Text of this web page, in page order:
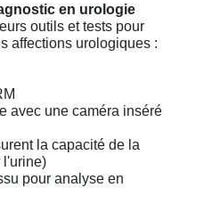
en urologie
outils et tests pour
affections urologiques :
avec une caméra inséré
la capacité de la
l'urine)
pour analyse en